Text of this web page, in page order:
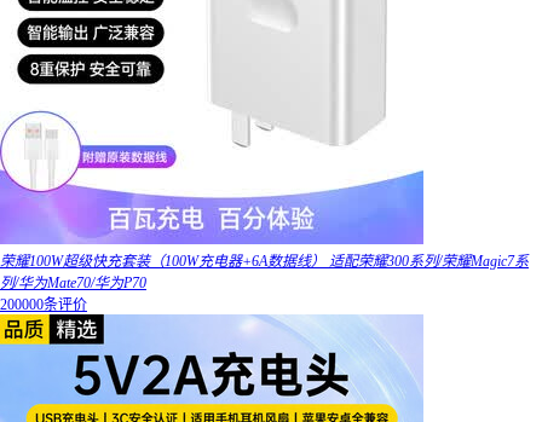
荣耀100W超级快充套装（100W充电器+6A数据线） 适配荣耀300系列/荣耀Magic7系
列/华为Mate70/华为P70
200000条评价